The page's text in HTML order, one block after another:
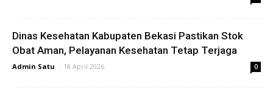
Dinas Kesehatan Kabupaten Bekasi Pastikan Stok
Obat Aman, Pelayanan Kesehatan Tetap Terjaga
Admin Satu - 18 April 2026 0